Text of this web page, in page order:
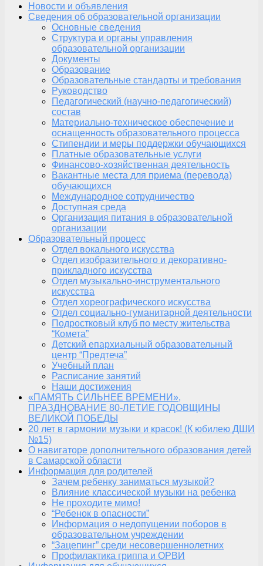
Новости и объявления
Сведения об образовательной организации
Основные сведения
Структура и органы управления
образовательной организации
Документы
Образование
Образовательные стандарты и требования
Руководство
Педагогический (научно-педагогический)
состав
Материально-техническое обеспечение и
оснащенность образовательного процесса
Стипендии и меры поддержки обучающихся
Платные образовательные услуги
Финансово-хозяйственная деятельность
Вакантные места для приема (перевода)
обучающихся
Международное сотрудничество
Доступная среда
Организация питания в образовательной
организации
Образовательный процесс
Отдел вокального искусства
Отдел изобразительного и декоративно-
прикладного искусства
Отдел музыкально-инструментального
искусства
Отдел хореографического искусства
Отдел социально-гуманитарной деятельности
Подростковый клуб по месту жительства
“Комета”
Детский епархиальный образовательный
центр “Предтеча”
Учебный план
Расписание занятий
Наши достижения
«ПАМЯТЬ СИЛЬНЕЕ ВРЕМЕНИ»,
ПРАЗДНОВАНИЕ 80-ЛЕТИЕ ГОДОВЩИНЫ
ВЕЛИКОЙ ПОБЕДЫ
20 лет в гармонии музыки и красок! (К юбилею ДШИ
№15)
О навигаторе дополнительного образования детей
в Самарской области
Информация для родителей
Зачем ребенку заниматься музыкой?
Влияние классической музыки на ребенка
Не проходите мимо!
“Ребенок в опасности”
Информация о недопущении поборов в
образовательном учреждении
“Зацепинг” среди несовершеннолетних
Профилактика гриппа и ОРВИ